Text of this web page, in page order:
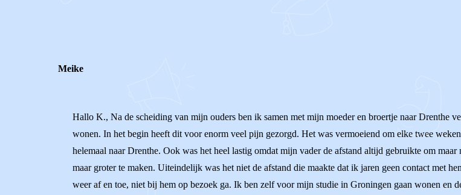
Meike
Hallo K., Na de scheiding van mijn ouders ben ik samen met mijn moeder en broertje naar Drenthe
wonen. In het begin heeft dit voor enorm veel pijn gezorgd. Het was vermoeiend om elke twee
helemaal naar Drenthe. Ook was het heel lastig omdat mijn vader de afstand altijd gebruikte om
maar groter te maken. Uiteindelijk was het niet de afstand die maakte dat ik jaren geen contact met
weer af en toe, niet bij hem op bezoek ga. Ik ben zelf voor mijn studie in Groningen gaan wonen en